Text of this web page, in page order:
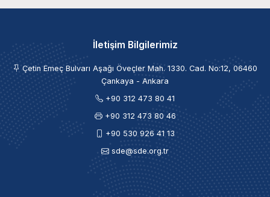
İletişim Bilgilerimiz
Çetin Emeç Bulvarı Aşağı Öveçler Mah. 1330. Cad. No:12, 06460
Çankaya - Ankara
+90 312 473 80 41
+90 312 473 80 46
+90 530 926 41 13
sde@sde.org.tr